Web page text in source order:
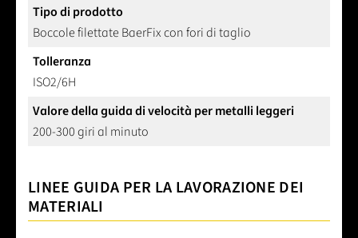
Tipo di prodotto
Boccole filettate BaerFix con fori di taglio
Tolleranza
ISO2/6H
Valore della guida di velocità per metalli leggeri
200-300 giri al minuto
LINEE GUIDA PER LA LAVORAZIONE DEI
MATERIALI